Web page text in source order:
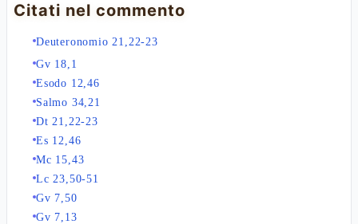
Citati nel commento
Deuteronomio 21,22-23
Gv 18,1
Esodo 12,46
Salmo 34,21
Dt 21,22-23
Es 12,46
Mc 15,43
Lc 23,50-51
Gv 7,50
Gv 7,13